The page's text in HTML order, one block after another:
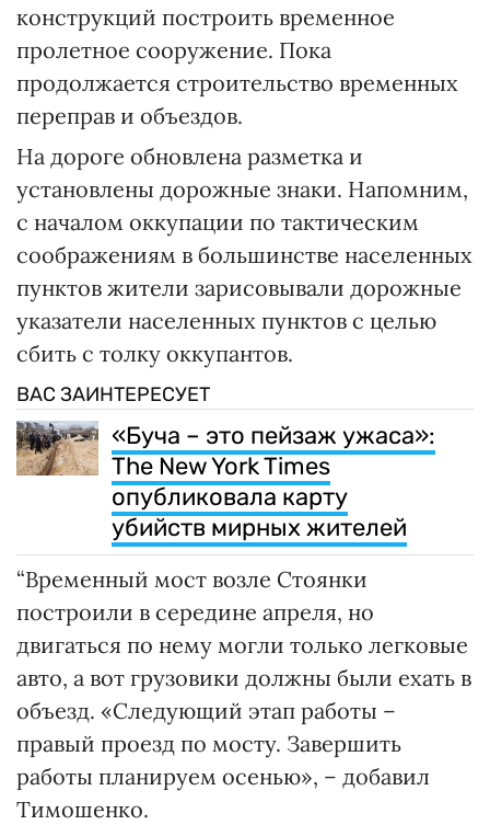
конструкций построить временное
пролетное сооружение. Пока
продолжается строительство временных
переправ и объездов.
На дороге обновлена разметка и
установлены дорожные знаки. Напомним,
с началом оккупации по тактическим
соображениям в большинстве населенных
пунктов жители зарисовывали дорожные
указатели населенных пунктов с целью
сбить с толку оккупантов.
ВАС ЗАИНТЕРЕСУЕТ
«Буча – это пейзаж ужаса»:
The New York Times
опубликовала карту
убийств мирных жителей
“Временный мост возле Стоянки
построили в середине апреля, но
двигаться по нему могли только легковые
авто, а вот грузовики должны были ехать в
объезд. «Следующий этап работы –
правый проезд по мосту. Завершить
работы планируем осенью», – добавил
Тимошенко.